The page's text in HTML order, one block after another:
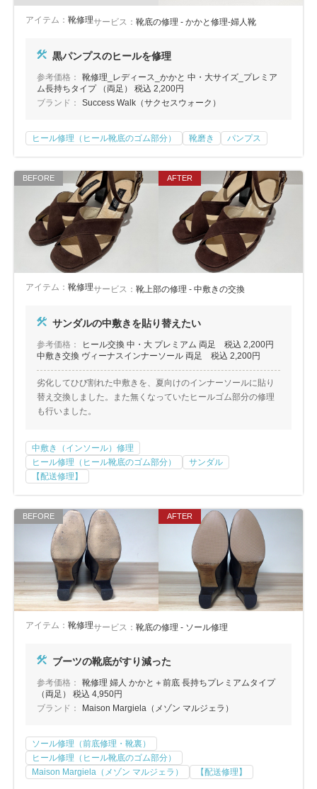
アイテム： 靴修理サービス： 靴底の修理 - かかと修理-婦人靴
黒パンプスのヒールを修理
参考価格：
靴修理_レディース_かかと 中・大サイズ_プレミア
ム長持ちタイプ （両足） 税込 2,200円
ブランド：
Success Walk（サクセスウォーク）
ヒール修理（ヒール靴底のゴム部分） 靴磨き パンプス
アイテム： 靴修理サービス： 靴上部の修理 - 中敷きの交換
サンダルの中敷きを貼り替えたい
参考価格：
ヒール交換 中・大 プレミアム 両足 税込 2,200円
中敷き交換 ヴィーナスインナーソール 両足 税込 2,200円
劣化してひび割れた中敷きを、夏向けのインナーソールに貼り
替え交換しました。また無くなっていたヒールゴム部分の修理
も行いました。
中敷き（インソール）修理
ヒール修理（ヒール靴底のゴム部分）
サンダル
【配送修理】
アイテム： 靴修理サービス： 靴底の修理 - ソール修理
ブーツの靴底がすり減った
参考価格：
靴修理 婦人 かかと＋前底 長持ちプレミアムタイプ
（両足） 税込 4,950円
ブランド：
Maison Margiela（メゾン マルジェラ）
ソール修理（前底修理・靴裏）
ヒール修理（ヒール靴底のゴム部分）
Maison Margiela（メゾン マルジェラ）
【配送修理】